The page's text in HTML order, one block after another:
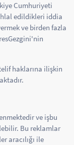
Cumhuriyeti
edildikleri iddia
ve birden fazla
haklarına ilişkin
ve işbu
Bu reklamlar
aracılığı ile